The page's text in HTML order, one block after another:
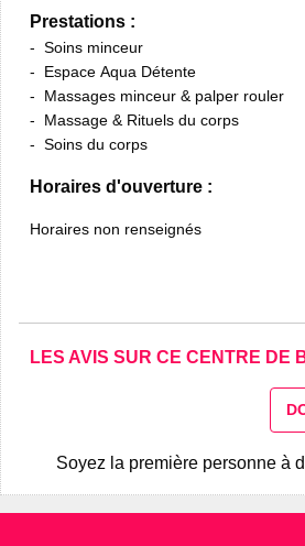
Prestations :
Soins minceur
Espace Aqua Détente
Massages minceur & palper rouler
Massage & Rituels du corps
Soins du corps
Horaires d'ouverture :
Horaires non renseignés
LES AVIS SUR CE CENTRE DE
Soyez la première personne à